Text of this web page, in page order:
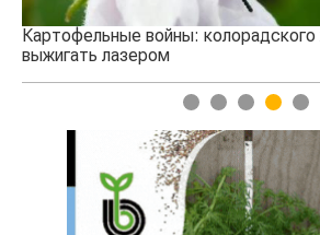
Картофельные войны: колорадского
выжигать лазером
1 2 3 4 5